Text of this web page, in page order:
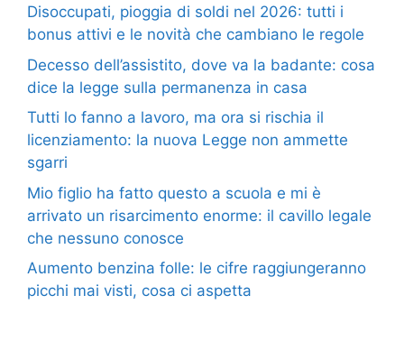
Disoccupati, pioggia di soldi nel 2026: tutti i
bonus attivi e le novità che cambiano le regole
Decesso dell’assistito, dove va la badante: cosa
dice la legge sulla permanenza in casa
Tutti lo fanno a lavoro, ma ora si rischia il
licenziamento: la nuova Legge non ammette
sgarri
Mio figlio ha fatto questo a scuola e mi è
arrivato un risarcimento enorme: il cavillo legale
che nessuno conosce
Aumento benzina folle: le cifre raggiungeranno
picchi mai visti, cosa ci aspetta